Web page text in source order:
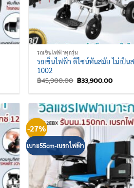
รถเข็นไฟฟ้าทุกรุ่น
รถเข็นไฟฟ้า ดีไซน์ทันสมัย ไม่เป็น
1002
฿45,900.00 Original
price
was:
฿33,900.00Current
is:
-27%
เบาะ55cm-เบรกไฟฟ้า